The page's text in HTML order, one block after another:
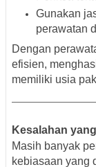
Gunakan
perawatan
Dengan
efisien,
memiliki usia
Kesalahan
Masih banyak
kebiasaan yang